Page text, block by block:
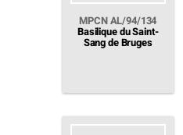
MPCN AL/94/134
Basilique du Saint-
Sang de Bruges